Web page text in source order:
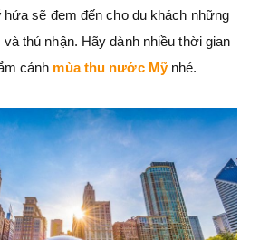
hứa sẽ đem đến cho du khách những
thú nhận. Hãy dành nhiều thời gian
cảnh mùa thu nước Mỹ nhé.